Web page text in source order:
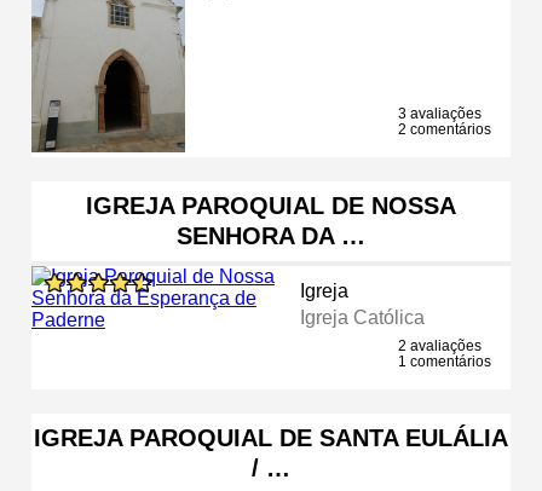
3 avaliações
2 comentários
IGREJA PAROQUIAL DE NOSSA
SENHORA DA …
Igreja
Igreja Católica
2 avaliações
1 comentários
IGREJA PAROQUIAL DE SANTA EULÁLIA
/ …